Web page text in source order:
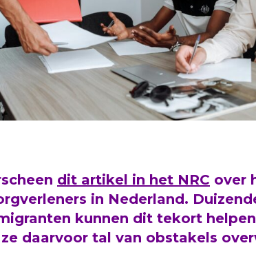
dit artikel in het NRC over
in Nederland.
kunnen dit tekort
daarvoor tal van obstakels